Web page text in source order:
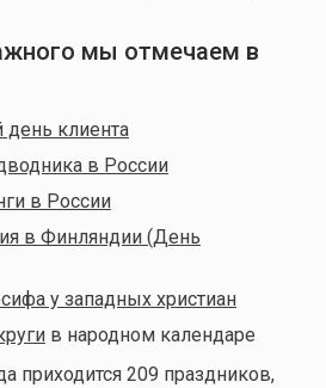
мы отмечаем в
клиента
в России
в России
в Финляндии (День
у западных христиан
в народном календаре
приходится 209 праздников,